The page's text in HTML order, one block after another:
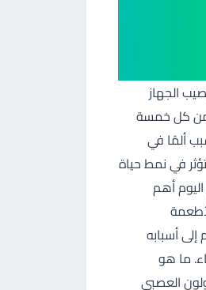
الجهاز
كل خمسة
ألمًا في
في نمط حياة
أهم
أسبابه
ما هو
العصبي